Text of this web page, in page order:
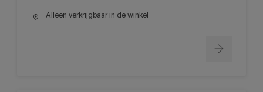
Alleen verkrijgbaar in de winkel